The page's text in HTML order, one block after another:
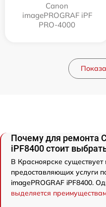
Canon
imagePROGRAF iPF
PRO-4000
Почему для ремонта
iPF8400 стоит
В Красноярске
предоставляющих услуги
imagePROGRAF iPF8400.
выделяется